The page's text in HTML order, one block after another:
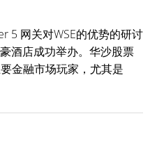
5 网关对WSE的优势的研讨
酒店成功举办。华沙股票
金融市场玩家，尤其是